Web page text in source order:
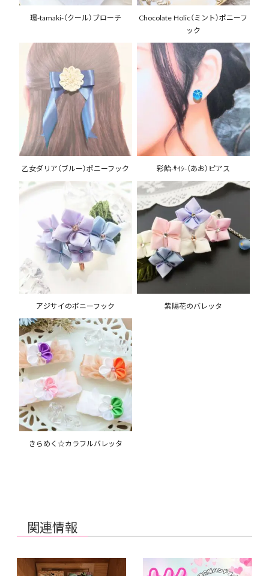
環-tamaki-（クール）ブローチ
Chocolate Holic（ミント）ポニーフ
ック
乙女ダリア（ブルー）ポニーフック 彩飴-ｻｲｼ-（あお）ピアス
アジサイのポニーフック 紫陽花のバレッタ
きらめく☆カラフルバレッタ
関連情報